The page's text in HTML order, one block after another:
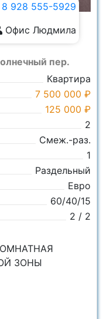
пер.
Квартира
7 500 000 ₽
125 000 ₽
2
Смеж.-раз.
1
Раздельный
Евро
60/40/15
2 / 2
8 928 555-5929
Офис Людмила
ЗОНЫ